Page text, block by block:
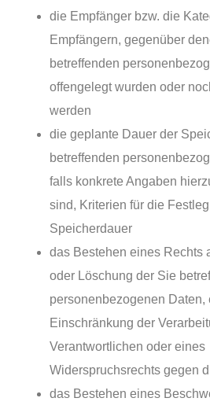
die Empfänger bzw. die
Empfängern, gegenüber
betreffenden
offengelegt wurden oder
werden
die geplante Dauer der
betreffenden
falls konkrete Angaben
sind, Kriterien für die
Speicherdauer
das Bestehen eines Rechts
oder Löschung der Sie
personenbezogenen Daten,
Einschränkung der
Verantwortlichen oder eines
Widerspruchsrechts gegen
das Bestehen eines